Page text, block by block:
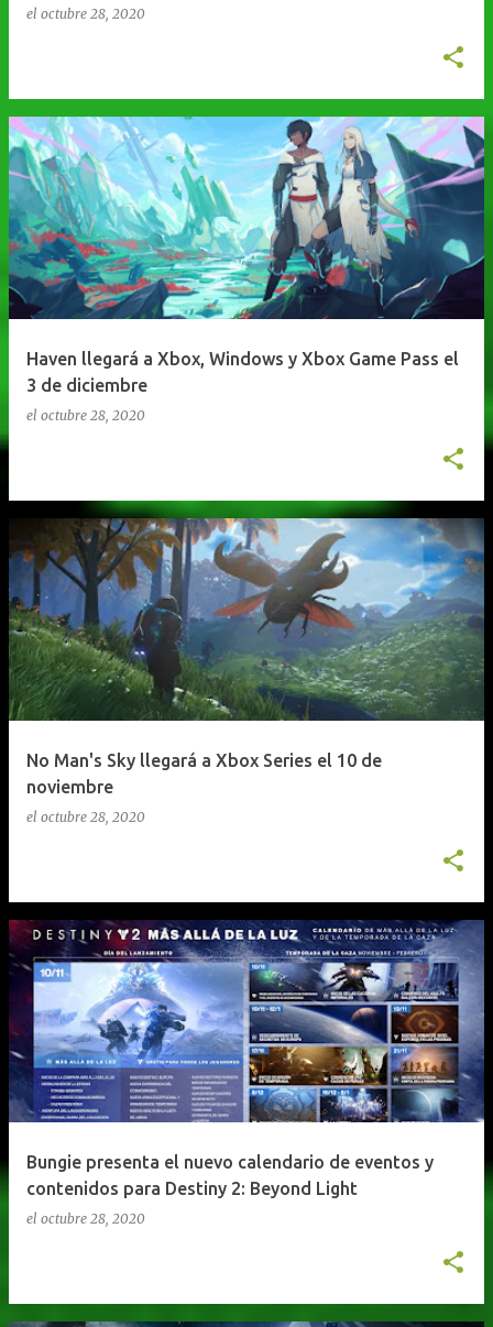
el octubre 28, 2020
Haven llegará a Xbox, Windows y Xbox Game Pass el
3 de diciembre
el octubre 28, 2020
No Man's Sky llegará a Xbox Series el 10 de
noviembre
el octubre 28, 2020
Bungie presenta el nuevo calendario de eventos y
contenidos para Destiny 2: Beyond Light
el octubre 28, 2020